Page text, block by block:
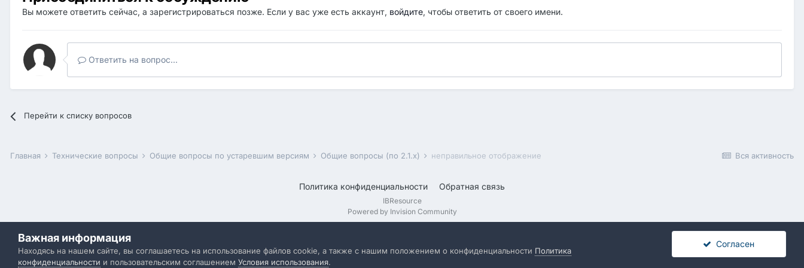
Вы можете ответить сейчас, а зарегистрироваться позже. Если у вас уже есть аккаунт, войдите, чтобы ответить от своего имени.
Ответить на вопрос...
Перейти к списку вопросов
Вся активность
Главная Технические вопросы Общие вопросы по устаревшим версиям Общие вопросы (по 2.1.x) неправильное отображение
Политика конфиденциальности Обратная связь
IBResource
Powered by Invision Community
Важная информация
Находясь на нашем сайте, вы соглашаетесь на использование файлов cookie, а также с нашим положением о конфиденциальности Политика
конфиденциальности и пользовательским соглашением Условия использования.
Согласен